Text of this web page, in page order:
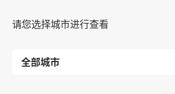
请您选择城市进行查看